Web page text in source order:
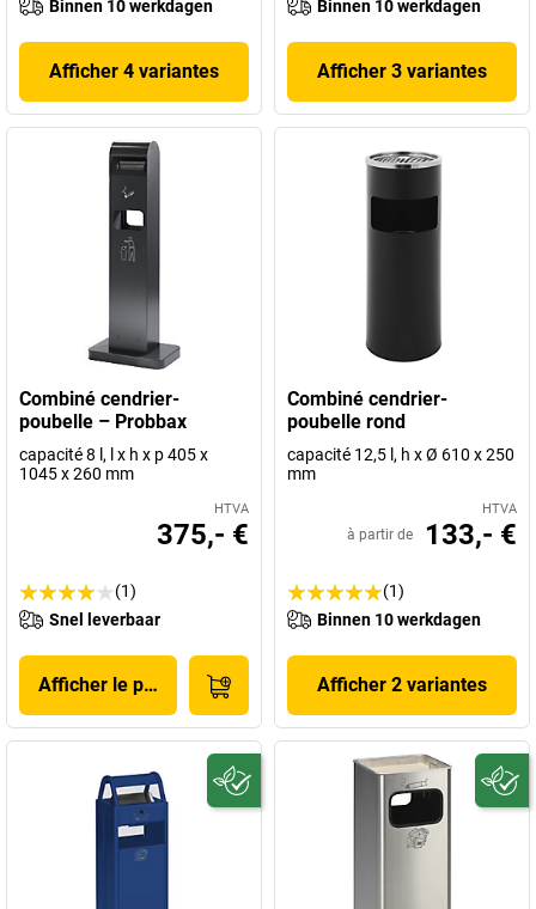
Binnen 10 werkdagen
Afficher 4 variantes
Binnen 10 werkdagen
Afficher 3 variantes
Combiné cendrier-
poubelle – Probbax
capacité 8 l, l x h x p 405 x
1045 x 260 mm
HTVA
375,- €
(1)
Snel leverbaar
Afficher le produit
Combiné cendrier-
poubelle rond
capacité 12,5 l, h x Ø 610 x 250
mm
HTVA
à partir de 133,- €
(1)
Binnen 10 werkdagen
Afficher 2 variantes